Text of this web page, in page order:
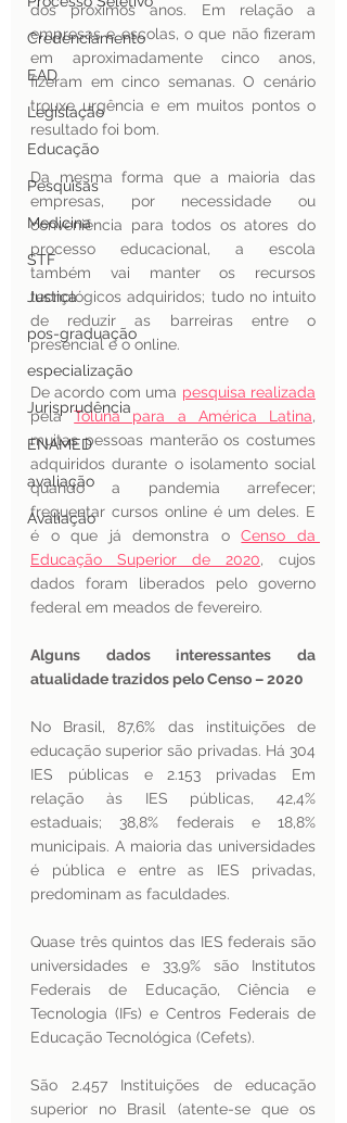
Credenciamento
EAD
Legislação
Educação
Pesquisas
Medicina
STF
Justiça
pos-graduação
especialização
Jurisprudência
ENAMED
avaliação
Avaliação
dos próximos anos. Em relação a
empresas e escolas, o que não fizeram
em aproximadamente cinco anos,
fizeram em cinco semanas. O cenário
trouxe urgência e em muitos pontos o
resultado foi bom.
Da mesma forma que a maioria das
empresas, por necessidade ou
conveniência para todos os atores do
processo educacional, a escola
também vai manter os recursos
tecnológicos adquiridos; tudo no intuito
de reduzir as barreiras entre o
presencial e o online.
De acordo com uma pesquisa realizada
pela Toluna para a América Latina,
muitas pessoas manterão os costumes
adquiridos durante o isolamento social
quando a pandemia arrefecer;
frequentar cursos online é um deles. E
é o que já demonstra o Censo da
Educação Superior de 2020, cujos
dados foram liberados pelo governo
federal em meados de fevereiro.
Alguns dados interessantes da
atualidade trazidos pelo Censo – 2020
No Brasil, 87,6% das instituições de
educação superior são privadas. Há 304
IES públicas e 2.153 privadas Em
relação às IES públicas, 42,4%
estaduais; 38,8% federais e 18,8%
municipais. A maioria das universidades
é pública e entre as IES privadas,
predominam as faculdades.
Quase três quintos das IES federais são
universidades e 33,9% são Institutos
Federais de Educação, Ciência e
Tecnologia (IFs) e Centros Federais de
Educação Tecnológica (Cefets).
São 2.457 Instituições de educação
superior no Brasil (atente-se que os